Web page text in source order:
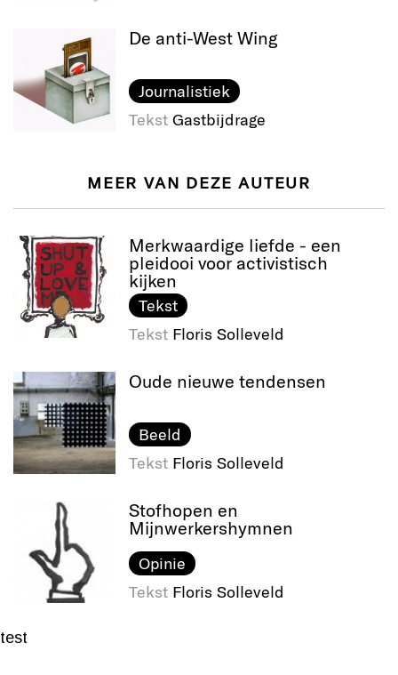
De anti-West Wing
Journalistiek
Tekst Gastbijdrage
MEER VAN DEZE AUTEUR
Merkwaardige liefde - een
pleidooi voor activistisch
kijken
Tekst
Tekst Floris Solleveld
Oude nieuwe tendensen
Beeld
Tekst Floris Solleveld
Stofhopen en
Mijnwerkershymnen
Opinie
Tekst Floris Solleveld
test